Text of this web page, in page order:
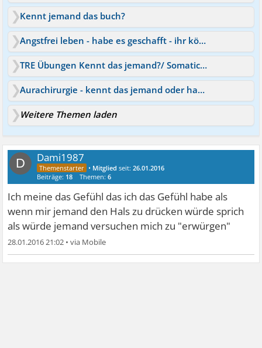
Kennt jemand das buch?
Angstfrei leben - habe es geschafft - ihr könnt es auch
TRE Übungen Kennt das jemand?/ Somatic Experiencing
Aurachirurgie - kennt das jemand oder hat Erfahrung?
Weitere Themen laden
D Dami1987
• Mitglied seit:26.01.2016
Beiträge: 18 Themen:6
Ich meine das Gefühl das ich das Gefühl habe als
wenn mir jemand den Hals zu drücken würde sprich
als würde jemand versuchen mich zu "erwürgen"
28.01.2016 21:02 •